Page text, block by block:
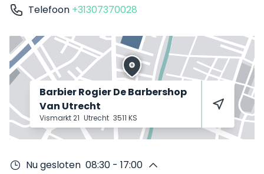
Telefoon +31307370028
Barbier Rogier De Barbershop
Van Utrecht
Vismarkt 21 Utrecht 3511 KS
Nu gesloten 08:30 - 17:00